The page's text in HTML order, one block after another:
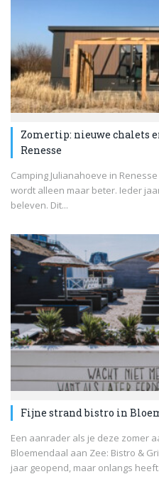
Zomertip: nieuwe chalets
Renesse
Camping Julianahoeve in
wordt alleen maar beter. Ieder
beleven. Dit...
Fijne strand bistro in
Een aanrader als je deze zomer
Bloemendaal aan Zee: Bistro &
jaar geopend, maar onlangs